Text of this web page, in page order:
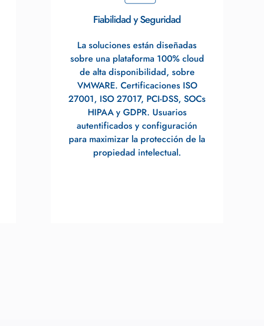
Fiabilidad y Seguridad
La soluciones están diseñadas
sobre una plataforma 100% cloud
de alta disponibilidad, sobre
VMWARE. Certificaciones ISO
27001, ISO 27017, PCI-DSS, SOCs
HIPAA y GDPR. Usuarios
autentificados y configuración
para maximizar la protección de la
propiedad intelectual.